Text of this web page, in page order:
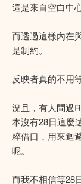
這是來自空白中
而透過這樣內在
是制約。
反映者真的不用
況且，有人問過
本沒有28日這麼
粹借口，用來迴
呢。
而我不相信等28